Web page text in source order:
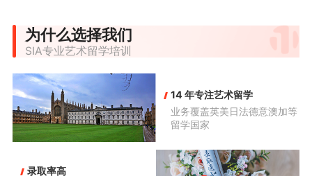
为什么选择我们
SIA专业艺术留学培训
14 年专注艺术留学
业务覆盖英美日法德意澳加等
留学国家
录取率高